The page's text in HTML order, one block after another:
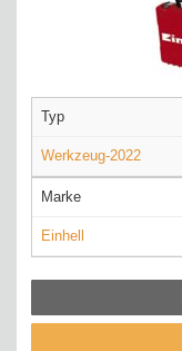
Typ
Werkzeug-2022
Marke
Einhell